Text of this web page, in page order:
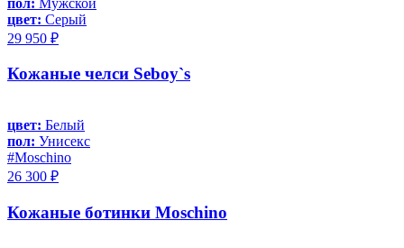
цвет: Серый
29 950 ₽
Кожаные челси Seboy`s
цвет: Белый
пол: Унисекс
#Moschino
26 300 ₽
Кожаные ботинки Moschino